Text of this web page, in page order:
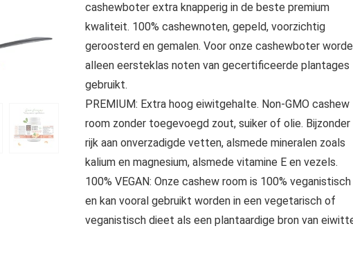
cashewboter extra knapperig in de beste premium
kwaliteit. 100% cashewnoten, gepeld, voorzichtig
geroosterd en gemalen. Voor onze cashewboter
alleen eersteklas noten van gecertificeerde plantages
gebruikt.
PREMIUM: Extra hoog eiwitgehalte. Non-GMO cashew
room zonder toegevoegd zout, suiker of olie. Bijzonder
rijk aan onverzadigde vetten, alsmede mineralen zoals
kalium en magnesium, alsmede vitamine E en vezels.
100% VEGAN: Onze cashew room is 100% veganistisch
en kan vooral gebruikt worden in een vegetarisch of
veganistisch dieet als een plantaardige bron van